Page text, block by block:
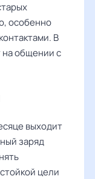
особенно
В
на общении с
выходит
заряд
цели